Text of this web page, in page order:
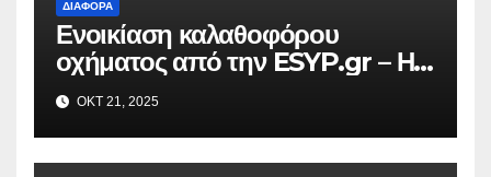
ΔΙΆΦΟΡΑ
Ενοικίαση καλαθοφόρου
οχήματος από την ESYP.gr – Η
αξιόπιστη λύση για κάθε εργασία
σε ύψος
ΟΚΤ 21, 2025